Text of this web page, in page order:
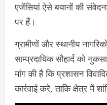
एजेंसियां ऐसे बयानों की
पर हैं।
ग्रामीणों और स्थानीय
साम्प्रदायिक सौहार्द को
मांग की है कि प्रशासन
कार्रवाई करे, ताकि क्षेत्र में